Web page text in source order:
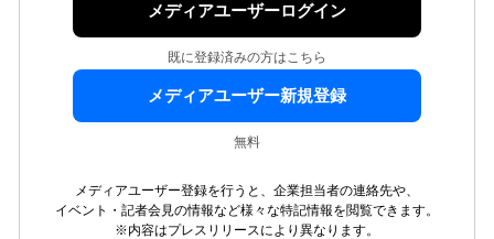
メディアユーザーログイン
既に登録済みの方はこちら
メディアユーザー新規登録
無料
メディアユーザー登録を行うと、企業担当者の連絡先や、
イベント・記者会見の情報など様々な特記情報を閲覧できます。
※内容はプレスリリースにより異なります。